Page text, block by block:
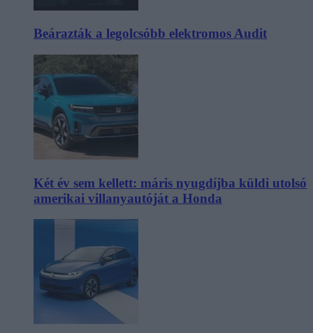
Beárazták a legolcsóbb elektromos Audit
Két év sem kellett: máris nyugdíjba küldi utolsó
amerikai villanyautóját a Honda